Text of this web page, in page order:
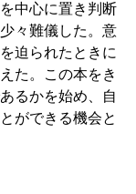
中心に置き判断
々難儀した。意
迫られたときに
た。この本をき
るかを始め、自
ができる機会と